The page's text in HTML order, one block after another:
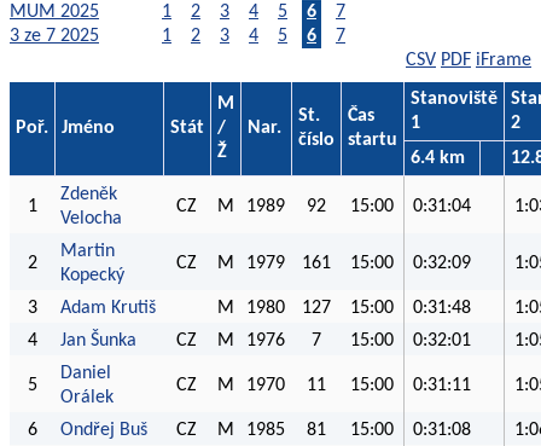
MUM 2025
1 2 3 4 5 6
7
3 ze 7 2025
1 2 3 4 5 6
7
CSV PDF iFrame
Poř. Jméno Stát
M
/
Ž
Nar.
St.
číslo
Čas
startu
Stanoviště
1
2
6.4 km
1
Zdeněk
Velocha
CZ M 1989 92 15:00 0:31:04
2
Martin
Kopecký
CZ M 1979 161 15:00 0:32:09
3 Adam Krutiš M 1980 127 15:00 0:31:48
4
Jan Šunka CZ M 1976 7 15:00 0:32:01
5
Daniel
Orálek
CZ M 1970 11 15:00 0:31:11
6 Ondřej Buš CZ M 1985 81 15:00 0:31:08